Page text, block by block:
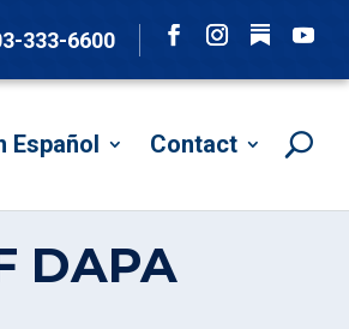
333-6600
Follow
Español Contact
DAPA